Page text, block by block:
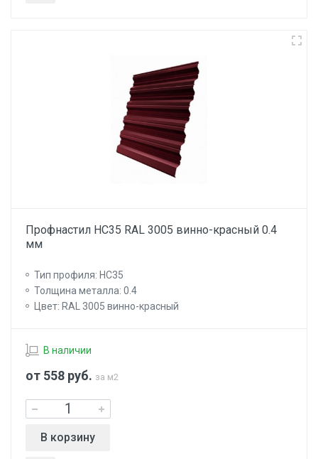
Профнастил НС35 RAL 3005 винно-красный 0.4
мм
Тип профиля: НС35
Толщина металла: 0.4
Цвет: RAL 3005 винно-красный
В наличии
от 558 руб. за м2
В корзину